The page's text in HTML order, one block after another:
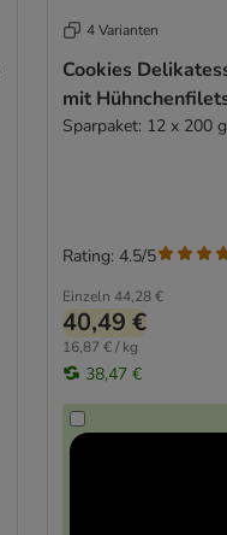
4 Varianten
Cookies
mit
Sparpaket: 12 x 200 g
Einzeln 44,28 €
40,49 €
16,87 € / kg
38,47 €
Rating: 4.5/5